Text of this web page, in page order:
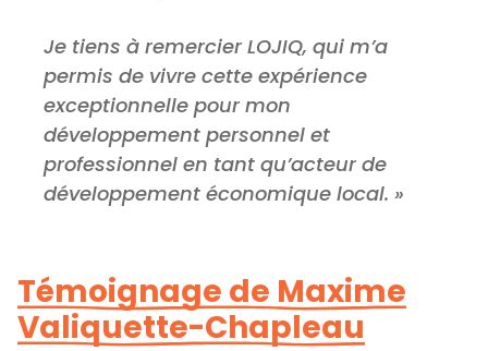
Je tiens à remercier LOJIQ, qui m’a
permis de vivre cette expérience
exceptionnelle pour mon
développement personnel et
professionnel en tant qu’acteur de
développement économique local. »
Témoignage de Maxime
Valiquette-Chapleau